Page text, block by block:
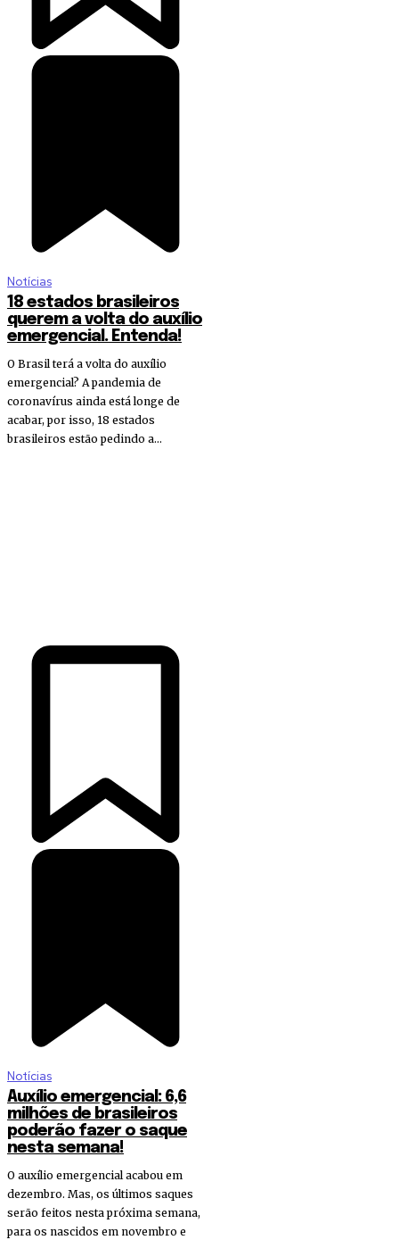
Notícias
18 estados brasileiros
querem a volta do auxílio
emergencial. Entenda!
O Brasil terá a volta do auxílio
emergencial? A pandemia de
coronavírus ainda está longe de
acabar, por isso, 18 estados
brasileiros estão pedindo a...
Notícias
Auxílio emergencial: 6,6
milhões de brasileiros
poderão fazer o saque
nesta semana!
O auxílio emergencial acabou em
dezembro. Mas, os últimos saques
serão feitos nesta próxima semana,
para os nascidos em novembro e